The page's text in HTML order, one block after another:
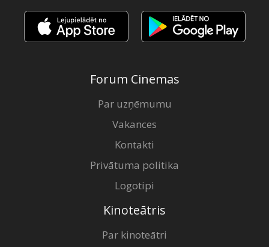
Kino
Klubs
Forum Cinemas
Par uzņēmumu
Vakances
Kontakti
Privātuma politika
Logotipi
Kinoteātris
Par kinoteātri